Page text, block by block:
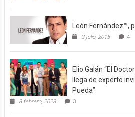
León Fernández™,
2 julio, 2015 4
Elio Galán “El
llega de experto
Pueda”
8 febrero, 2023 3